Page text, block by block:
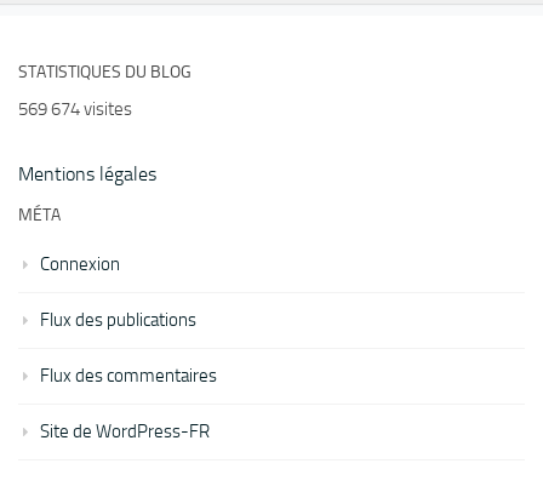
STATISTIQUES DU BLOG
569 674 visites
Mentions légales
MÉTA
Connexion
Flux des publications
Flux des commentaires
Site de WordPress-FR